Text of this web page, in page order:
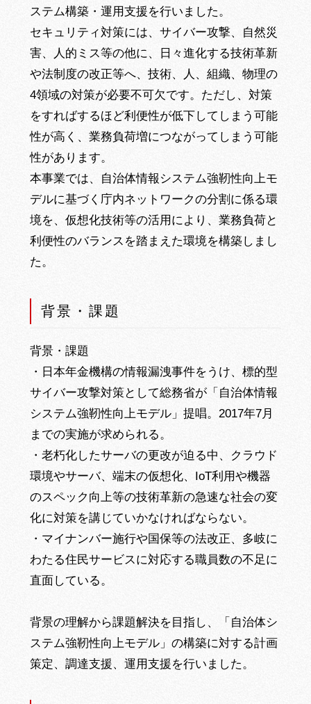
ステム構築・運用支援を行いました。
セキュリティ対策には、サイバー攻撃、自然災
害、人的ミス等の他に、日々進化する技術革新
や法制度の改正等へ、技術、人、組織、物理の
4領域の対策が必要不可欠です。ただし、対策
をすればするほど利便性が低下してしまう可能
性が高く、業務負荷増につながってしまう可能
性があります。
本事業では、自治体情報システム強靭性向上モ
デルに基づく庁内ネットワークの分割に係る環
境を、仮想化技術等の活用により、業務負荷と
利便性のバランスを踏まえた環境を構築しまし
た。
背景・課題
背景・課題
・日本年金機構の情報漏洩事件をうけ、標的型
サイバー攻撃対策として総務省が「自治体情報
システム強靭性向上モデル」提唱。2017年7月
までの実施が求められる。
・老朽化したサーバの更改が迫る中、クラウド
環境やサーバ、端末の仮想化、IoT利用や機器
のスペック向上等の技術革新の急速な社会の変
化に対策を講じていかなければならない。
・マイナンバー施行や国保等の法改正、多岐に
わたる住民サービスに対応する職員数の不足に
直面している。
背景の理解から課題解決を目指し、「自治体シ
ステム強靭性向上モデル」の構築に対する計画
策定、調達支援、運用支援を行いました。